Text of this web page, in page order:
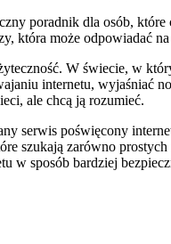
poradnik dla osób,
która może odpowiadać
W świecie, w
internetu, wyjaśniać
ale chcą ją rozumieć.
serwis poświęcony
szukają zarówno
w sposób bardziej